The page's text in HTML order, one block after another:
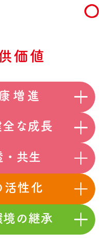
チーム
レッドエルフ）
リンピック
員会・
委員会
会（JBA）
ボール連盟
価値
増進
な成長
・ 共生
活性化
の継承